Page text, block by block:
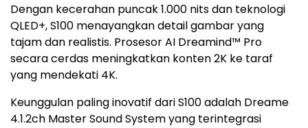
Dengan kecerahan puncak 1.000 nits dan teknologi
QLED+, S100 menayangkan detail gambar yang
tajam dan realistis. Prosesor AI Dreamind™ Pro
secara cerdas meningkatkan konten2K ke taraf
yang mendekati 4K.
Keunggulan paling inovatif dari S100 adalah Dreame
4.1.2ch Master Sound System yang terintegrasi